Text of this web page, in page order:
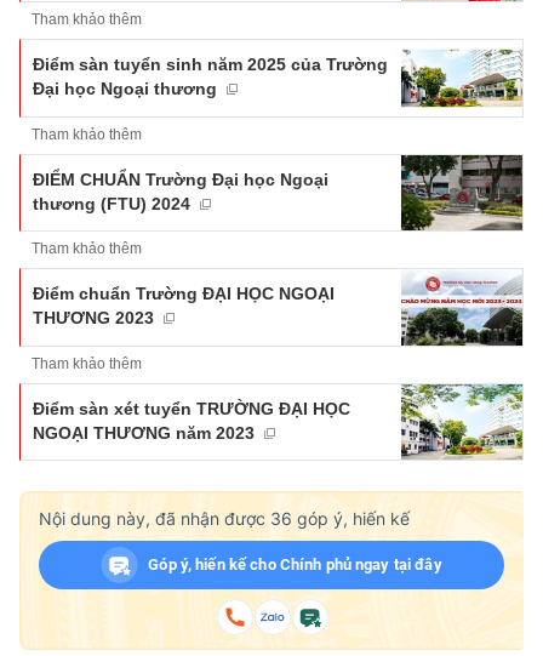
Tham khảo thêm
Điểm sàn tuyển sinh năm 2025 của Trường
Đại học Ngoại thương
Tham khảo thêm
ĐIỂM CHUẨN Trường Đại học Ngoại
thương (FTU) 2024
Tham khảo thêm
Điểm chuẩn Trường ĐẠI HỌC NGOẠI
THƯƠNG 2023
Tham khảo thêm
Điểm sàn xét tuyển TRƯỜNG ĐẠI HỌC
NGOẠI THƯƠNG năm 2023
Nội dung này, đã nhận được 36 góp ý, hiến kế
Góp ý, hiến kế cho Chính phủ ngay tại đây